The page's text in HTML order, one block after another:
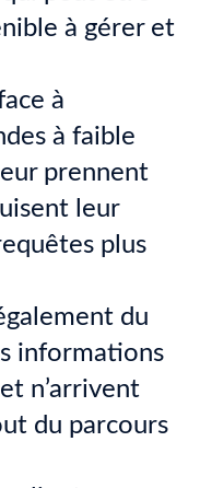
à gérer et
à
à faible
prennent
leur
plus
du
informations
n’arrivent
du parcours